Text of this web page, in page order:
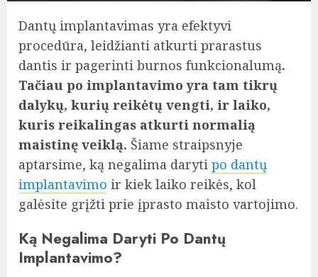
Dantų implantavimas yra efektyvi
procedūra, leidžianti atkurti prarastus
dantis ir pagerinti burnos funkcionalumą.
Tačiau po implantavimo yra tam tikrų
dalykų, kurių reikėtų vengti, ir laiko,
kuris reikalingas atkurti normalią
maistinę veiklą. Šiame straipsnyje
aptarsime, ką negalima daryti po dantų
implantavimo ir kiek laiko reikės, kol
galėsite grįžti prie įprasto maisto vartojimo.
Ką Negalima Daryti Po Dantų
Implantavimo?